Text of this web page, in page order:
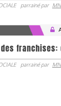
parrainé par
des
parrainé par